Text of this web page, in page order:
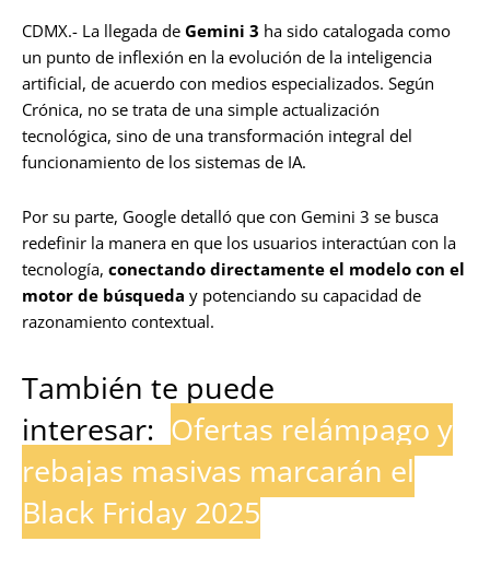
CDMX.- La llegada de Gemini 3 ha sido catalogada como
un punto de inflexión en la evolución de la inteligencia
artificial, de acuerdo con medios especializados. Según
Crónica, no se trata de una simple actualización
tecnológica, sino de una transformación integral del
funcionamiento de los sistemas de IA.
Por su parte, Google detalló que con Gemini 3 se busca
redefinir la manera en que los usuarios interactúan con la
tecnología, conectando directamente el modelo con el
motor de búsqueda y potenciando su capacidad de
razonamiento contextual.
También te puede
interesar: Ofertas relámpago y
rebajas masivas marcarán el
Black Friday 2025